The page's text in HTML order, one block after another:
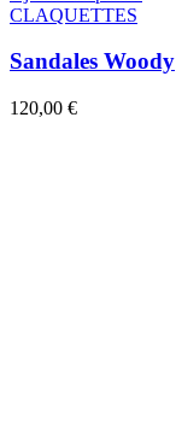
CLAQUETTES
Sandales Woody
120,00 €